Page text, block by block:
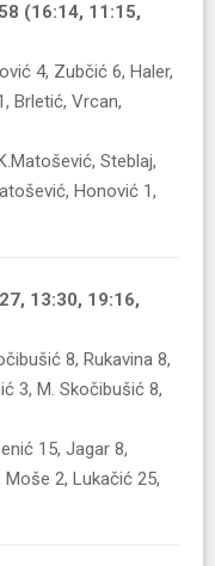
(16:14, 11:15,
4, Zubčić 6, Haler,
Brletić, Vrcan,
Steblaj,
Honović 1,
13:30, 19:16,
8, Rukavina 8,
3, M. Skočibušić 8,
15, Jagar 8,
2, Lukačić 25,